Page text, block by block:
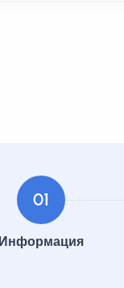
01
Информация